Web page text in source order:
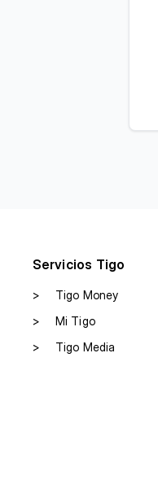
Servicios Tigo
>
Tigo Money
>
Mi Tigo
>
Tigo Media